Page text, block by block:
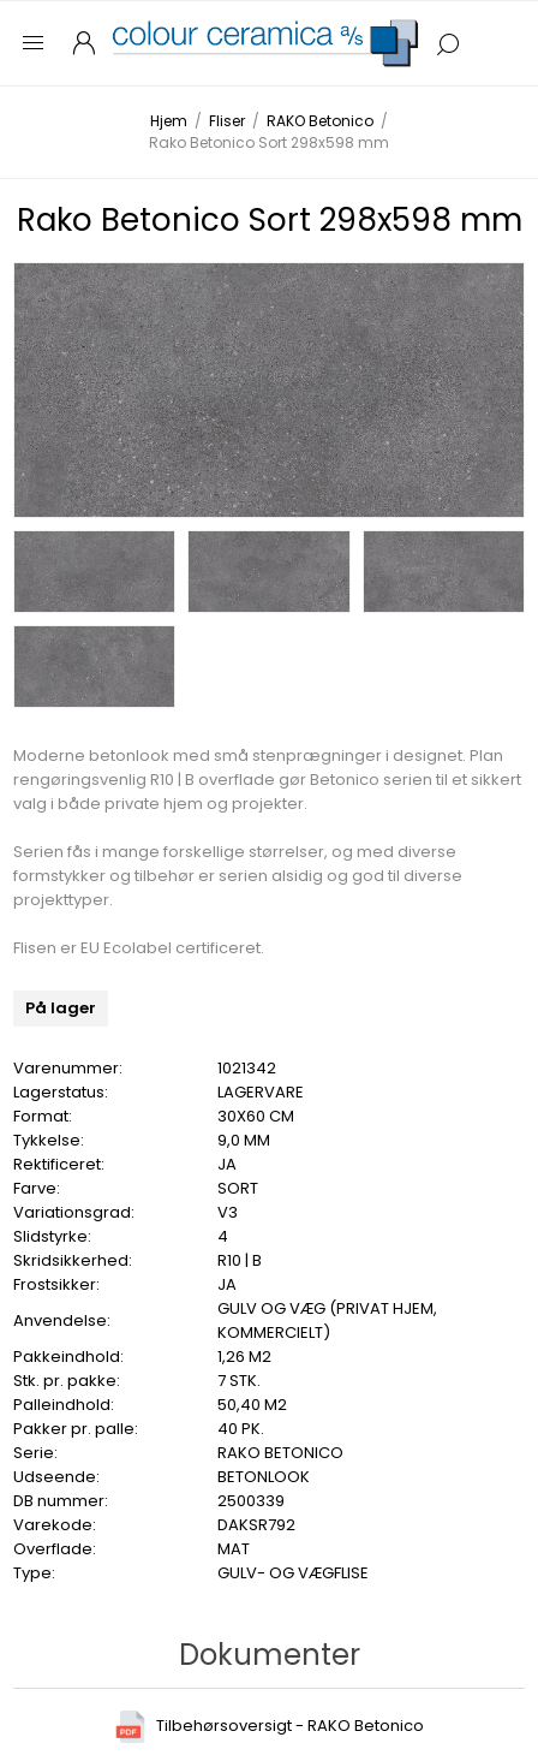
Hjem / Fliser / RAKO Betonico /
Rako Betonico Sort 298x598 mm
Rako Betonico Sort 298x598 mm
Moderne betonlook med små stenprægninger i designet. Plan
rengøringsvenlig R10 | B overflade gør Betonico serien til et sikkert
valg i både private hjem og projekter.
Serien fås i mange forskellige størrelser, og med diverse
formstykker og tilbehør er serien alsidig og god til diverse
projekttyper.
Flisen er EU Ecolabel certificeret.
På lager
Varenummer:
1021342
Lagerstatus:
LAGERVARE
Format:
30X60 CM
Tykkelse:
9,0 MM
Rektificeret:
JA
Farve:
SORT
Variationsgrad:
V3
Slidstyrke:
4
Skridsikkerhed:
R10 | B
Frostsikker:
JA
Anvendelse:
GULV OG VÆG (PRIVAT HJEM,
KOMMERCIELT)
Pakkeindhold:
1,26 M2
Stk. pr. pakke:
7 STK.
Palleindhold:
50,40 M2
Pakker pr. palle:
40 PK.
Serie:
RAKO BETONICO
Udseende:
BETONLOOK
DB nummer:
2500339
Varekode:
DAKSR792
Overflade:
MAT
Type:
GULV- OG VÆGFLISE
Dokumenter
Tilbehørsoversigt - RAKO Betonico